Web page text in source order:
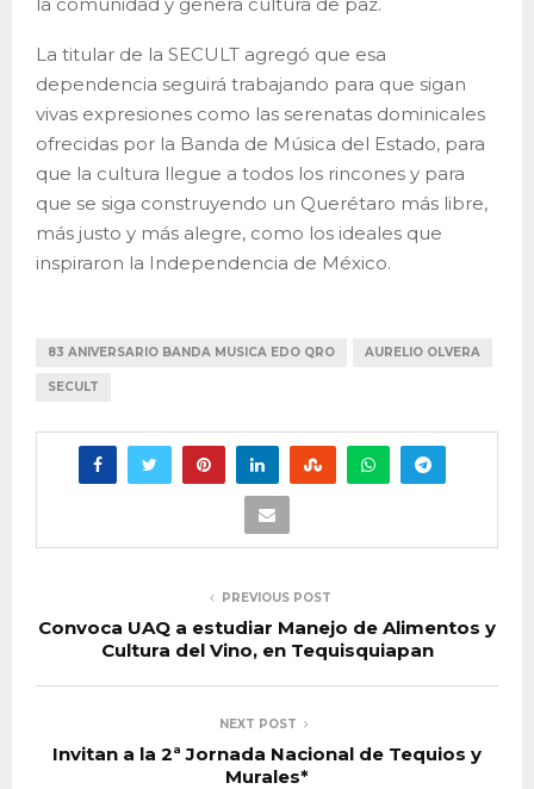
La titular de la SECULT agregó que esa
dependencia seguirá trabajando para que sigan
vivas expresiones como las serenatas dominicales
ofrecidas por la Banda de Música del Estado, para
que la cultura llegue a todos los rincones y para
que se siga construyendo un Querétaro más libre,
más justo y más alegre, como los ideales que
inspiraron la Independencia de México.
83 ANIVERSARIO BANDA MUSICA EDO QRO AURELIO OLVERA
SECULT
PREVIOUS POST
Convoca UAQ a estudiar Manejo de Alimentos y
Cultura del Vino, en Tequisquiapan
NEXT POST
Invitan a la 2ª Jornada Nacional de Tequios y
Murales*